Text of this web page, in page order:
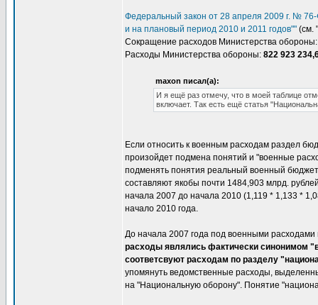
Федеральный закон от 28 апреля 2009 г. №
и на плановый период 2010 и 2011 годов"" (см.
Сокращение расходов Министерства
Расходы Министерства обороны: 822 923
maxon писал(а):
И я ещё раз отмечу, что в моей таблице
включает. Так есть ещё статья
Если относить к военным расходам раздел
произойдет подмена понятий и "военные
подменять понятия реальный военный бюджет
составляют якобы почти 1484,903 млрд.
начала 2007 до начала 2010 (1,119 * 1,133 *
начало 2010 года.
До начала 2007 года под военными
расходы являлись фактически синонимом
соответсвуют расходам по разделу
упомянуть ведомственные расходы,
на "Национальную оборону". Понятие